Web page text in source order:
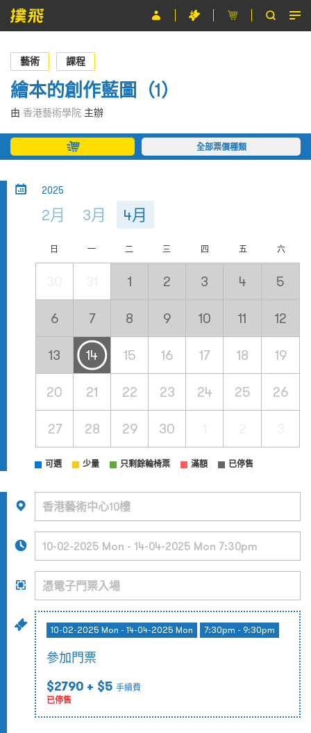
節目
主辦單位
關於撲飛
條款及細則
藝術 課程
繪本的創作藍圖（1）
由 香港藝術學院 主辦
全部票價種類
2025
2月 3月 4月
日 一 二 三 四 五 六
1 2 3 4 5
6 7 8 9 10 11 12
13 14 15 16 17 18 19
20 21 22 23 24 25 26
27 28 29 30
可選 少量 只剩餘輪椅票 滿額 已停售
10-02-2025 Mon - 14-04-2025 Mon 7:30pm - 9:30pm
參加門票
$2790 + $5 手續費
已停售